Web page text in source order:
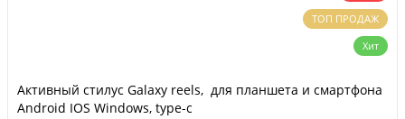
ТОП ПРОДАЖ
Хит
Активный стилус Galaxy reels, для планшета и смартфона
Android IOS Windows, type-c